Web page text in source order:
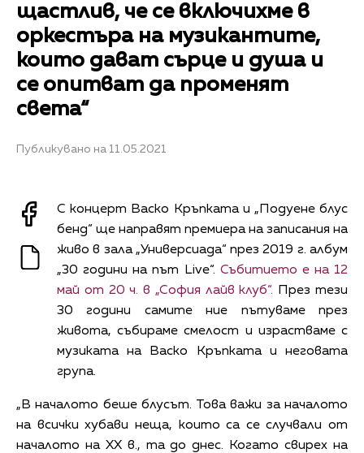
щастлив, че се включихме в
оркестъра на музикантите,
които дават сърце и душа и
се опитват да променят
света“
Публикувано на 11.05.2021
С концерт Васко Кръпката и „Подуене блус
бенд“ ще направят премиера на записания на
живо в зала „Универсиада“ през 2019 г. албум
„30 години на път Live“. Събитието е на 12
май от 20 ч. в „София лайв клуб“. През тези
30 години самите ние пътуваме през
живота, събираме смелост и израстваме с
музиката на Васко Кръпката и неговата
група.
„В началото беше блусът. Това важи за началото
на всички хубави неща, които са се случвали от
началото на XX в., та до днес. Когато свирех на